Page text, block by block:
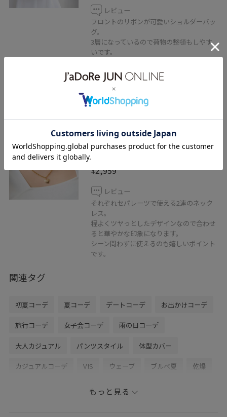
レビュー
フロントのリボンが可愛いショルダーバッ
グ。
3層になっているので荷物の整頓もしやす
いです。
めの日傘、500mlのペットボトルが入りま
す。
マルチWAYスネークレイヤードネ
ックレス
¥2,959
レビュー
それぞれセパレーツで使える2連のネック
レス。
程よくツヤっとしたデザインなので合わせ
ると華やかな印象になります。
シーン問わずに使えるのも嬉しいポイント
です。
関連タグ
初夏コーデ 夏コーデ デートコーデ お出かけコーデ
旅行コーデ 女子会コーデ 雨の日コーデ
大人カジュアル パンツスタイル 体型カバー
カジュアルコーデ VIS ウェーブ ブルべ夏 乾燥
ニット/セーター
もっと見る